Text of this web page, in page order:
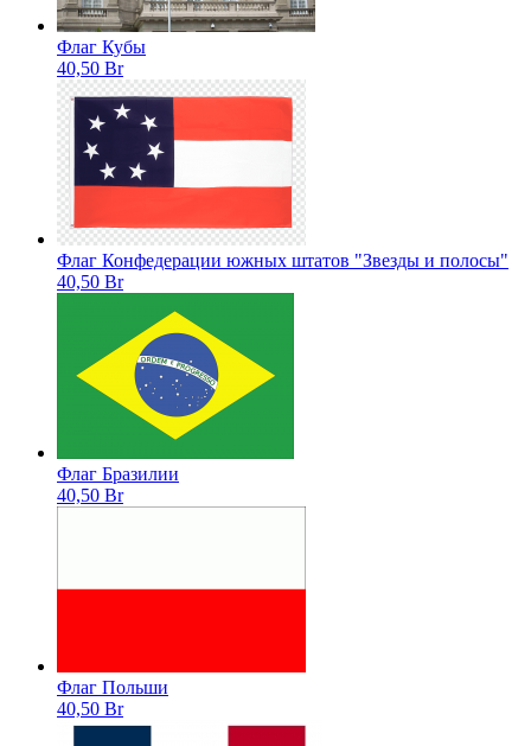
Флаг Кубы
40,50 Br
Флаг Конфедерации южных штатов "Звезды и полосы"
40,50 Br
Флаг Бразилии
40,50 Br
Флаг Польши
40,50 Br